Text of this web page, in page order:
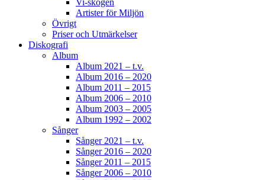
Vi-skogen
Artister för Miljön
Övrigt
Priser och Utmärkelser
Diskografi
Album
Album 2021 – t.v.
Album 2016 – 2020
Album 2011 – 2015
Album 2006 – 2010
Album 2003 – 2005
Album 1992 – 2002
Sånger
Sånger 2021 – t.v.
Sånger 2016 – 2020
Sånger 2011 – 2015
Sånger 2006 – 2010